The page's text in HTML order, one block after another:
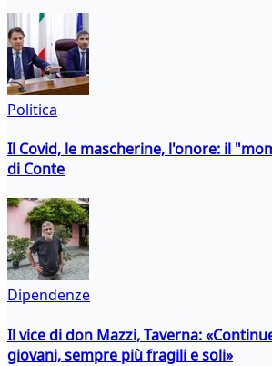
Politica
Il Covid, le mascherine, l'onore: il
di Conte
Dipendenze
Il vice di don Mazzi, Taverna:
giovani, sempre più fragili e soli»